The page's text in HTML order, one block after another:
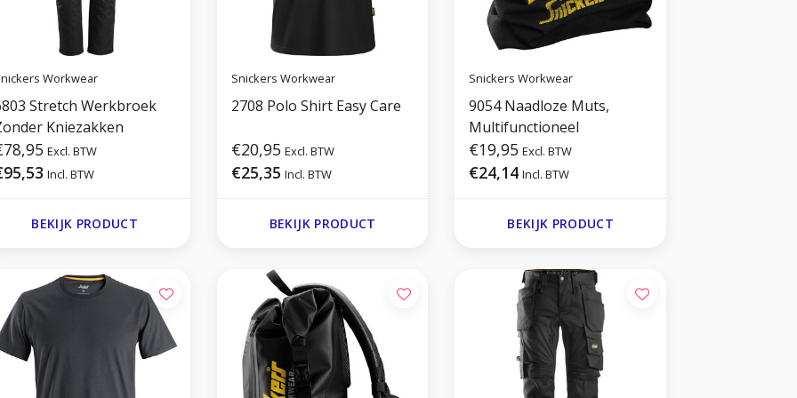
Workwear
Stretch Werkbroek
Kniezakken
Excl. BTW
Incl. BTW
BEKIJK PRODUCT
Snickers Workwear
2708 Polo Shirt Easy Care
€20,95 Excl. BTW
€25,35 Incl. BTW
BEKIJK PRODUCT
Snickers Workwear
9054 Naadloze Muts,
Multifunctioneel
€19,95 Excl. BTW
€24,14 Incl. BTW
BEKIJK PRODUCT